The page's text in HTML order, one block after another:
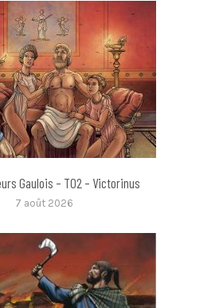
Gaulois – T02 – Victorinus
7 août 2026